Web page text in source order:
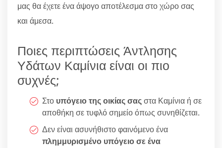
μας θα έχετε ένα άψογο αποτέλεσμα στο χώρο σας
και άμεσα.
Ποιες περιπτώσεις Άντλησης
Υδάτων Καμίνια είναι οι πιο
συχνές;
Στο υπόγειο της οικίας σαςστα Καμίνια ή σε
αποθήκη σε τυφλό σημείο όπως συνηθίζεται.
Δεν είναι ασυνήθιστο φαινόμενο ένα
πλημμυρισμένο υπόγειο σε ένα